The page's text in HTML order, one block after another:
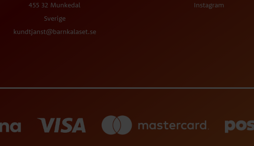
455 32 Munkedal
Sverige
kundtjanst@barnkalaset.se
Instagram